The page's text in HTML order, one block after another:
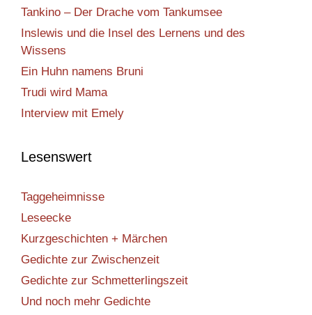
Tankino – Der Drache vom Tankumsee
Inslewis und die Insel des Lernens und des
Wissens
Ein Huhn namens Bruni
Trudi wird Mama
Interview mit Emely
Lesenswert
Taggeheimnisse
Leseecke
Kurzgeschichten + Märchen
Gedichte zur Zwischenzeit
Gedichte zur Schmetterlingszeit
Und noch mehr Gedichte